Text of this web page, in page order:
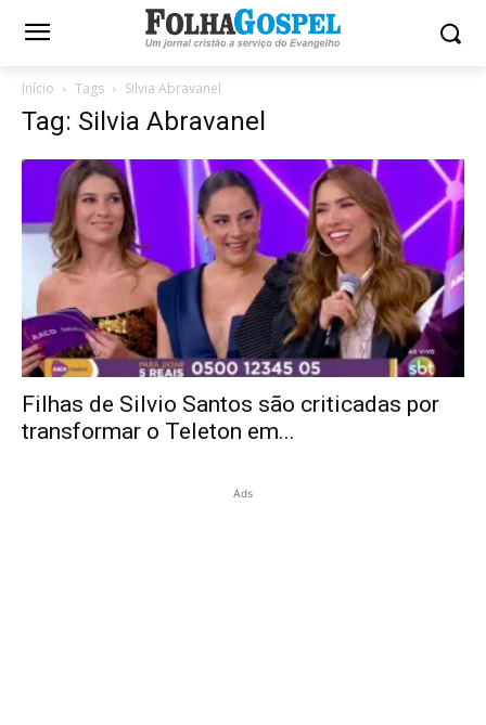
Início Tags Silvia Abravanel
Tag: Silvia Abravanel
Filhas de Silvio Santos são criticadas por
transformar o Teleton em...
Ads